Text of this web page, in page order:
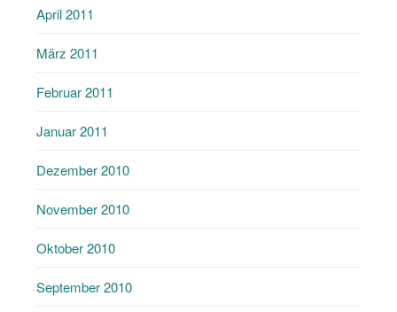
April 2011
März 2011
Februar 2011
Januar 2011
Dezember 2010
November 2010
Oktober 2010
September 2010